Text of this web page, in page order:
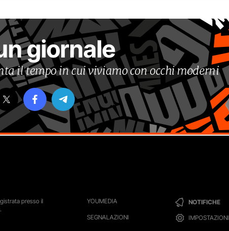
giornale
il tempo in cui viviamo con occhi moderni
YOUMEDIA
SEGNALAZIONI
NOTIFICHE
IMPOSTAZIONI
presso il